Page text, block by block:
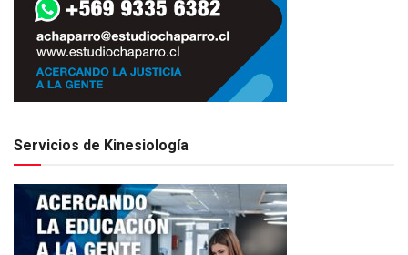
Servicios de Kinesiología